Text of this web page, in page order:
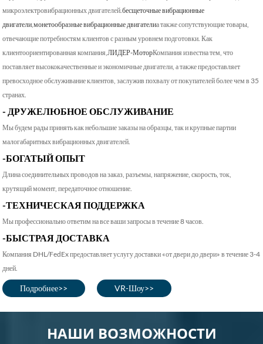
микроэлектровибрационных двигателей.бесщеточные вибрационные
двигатели,монетообразные вибрационные двигателиа также сопутствующие товары,
отвечающие потребностям клиентов с разным уровнем подготовки. Как
клиентоориентированная компания,ЛИДЕР-МоторКомпания известна тем, что
поставляет высококачественные и экономичные двигатели, а также предоставляет
превосходное обслуживание клиентов, заслужив похвалу от покупателей более чем в 35
странах.
- ДРУЖЕЛЮБНОЕ ОБСЛУЖИВАНИЕ
Мы будем рады принять как небольшие заказы на образцы, так и крупные партии
малогабаритных вибрационных двигателей.
-БОГАТЫЙ ОПЫТ
Длина соединительных проводов на заказ, разъемы, напряжение, скорость, ток,
крутящий момент, передаточное отношение.
-ТЕХНИЧЕСКАЯ ПОДДЕРЖКА
Мы профессионально ответим на все ваши запросы в течение 8 часов.
-БЫСТРАЯ ДОСТАВКА
Компания DHL/FedEx предоставляет услугу доставки «от двери до двери» в течение 3-4
дней.
Подробнее>> VR-Шоу>>
НАШИ ВОЗМОЖНОСТИ